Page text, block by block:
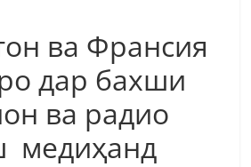
ва Франсия
дар бахши
ва радио
медиҳанд